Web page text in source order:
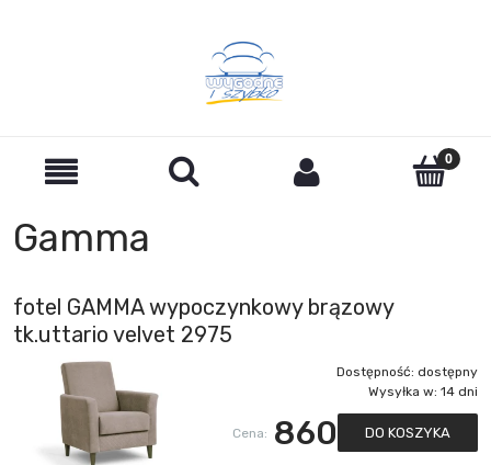
Gamma
fotel GAMMA wypoczynkowy brązowy
tk.uttario velvet 2975
Dostępność: dostępny
Wysyłka w: 14 dni
Cena: 860 DO KOSZYKA